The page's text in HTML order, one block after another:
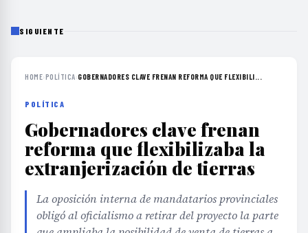
SIGUIENTE
HOME›POLÍTICA›GOBERNADORES CLAVE FRENAN REFORMA QUE FLEXIBILI...
POLÍTICA
Gobernadores clave frenan
reforma que flexibilizaba la
extranjerización de tierras
La oposición interna de mandatarios provinciales
obligó al oficialismo a retirar del proyecto la parte